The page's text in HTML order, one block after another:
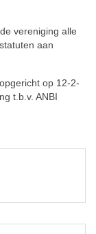
vereniging alle
aan
op 12-2-
t.b.v. ANBI